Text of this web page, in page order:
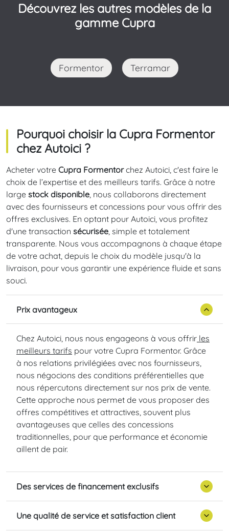
Découvrez les autres modèles de la
gamme Cupra
Formentor Terramar
Pourquoi choisir la Cupra Formentor
chez Autoici ?
Acheter votre Cupra Formentorchez Autoici, c'est faire le
choix de l’expertise et des meilleurs tarifs. Grâce à notre
large stock disponible, nous collaborons directement
avec des fournisseurs et concessions pour vous offrir des
offres exclusives. En optant pour Autoici, vous profitez
d'une transaction sécurisée, simple et totalement
transparente. Nous vous accompagnons à chaque étape
de votre achat, depuis le choix du modèle jusqu'à la
livraison, pour vous garantir une expérience fluide et sans
souci.
Prix avantageux
Chez Autoici, nous nous engageons à vous offrir les
meilleurs tarifs pour votre Cupra Formentor. Grâce
à nos relations privilégiées avec nos fournisseurs,
nous négocions des conditions préférentielles que
nous répercutons directement sur nos prix de vente.
Cette approche nous permet de vous proposer des
offres compétitives et attractives, souvent plus
avantageuses que celles des concessions
traditionnelles, pour que performance et économie
aillent de pair.
Des services de financement exclusifs
Une qualité de service et satisfaction client